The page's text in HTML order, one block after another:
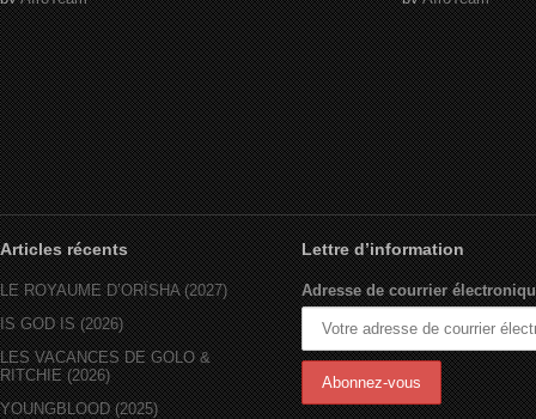
Articles récents
LE ROYAUME D’ORÏSHA (2027)
IS GOD IS (2026)
LES VACANCES DE GOLO &
RITCHIE (2026)
YOUNGBLOOD (2025)
Lettre d’information
Adresse de courrier